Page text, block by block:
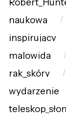
naukowa
inspirujący
malowida
rak_skóry
wydarzenie